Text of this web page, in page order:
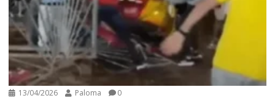
13/04/2026 Paloma 0